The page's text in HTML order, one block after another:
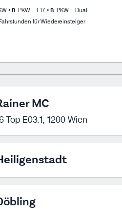
• B: PKW – L17 • B: PKW – Dual
für Wiedereinsteiger
MC
Top E03.1, 1200 Wien